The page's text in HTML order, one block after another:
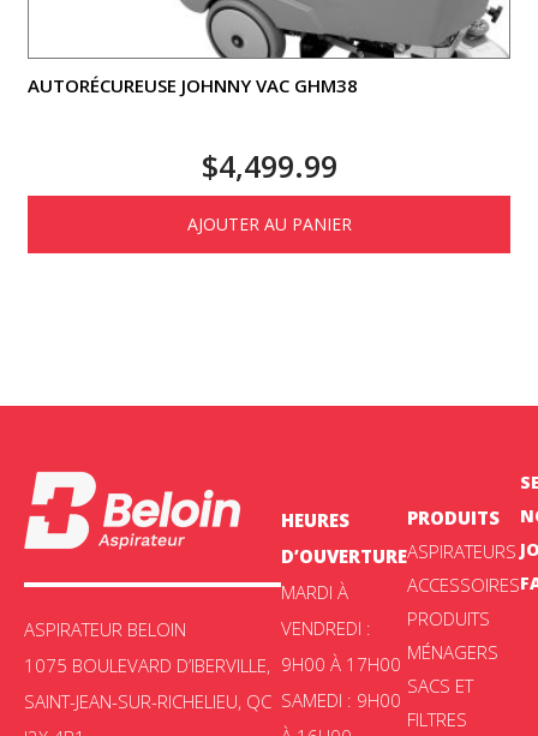
AUTORÉCUREUSE JOHNNY VAC GHM38
$4,499.99
AJOUTER AU PANIER
ASPIRATEUR BELOIN
1075 BOULEVARD D’IBERVILLE,
SAINT-JEAN-SUR-RICHELIEU, QC
HEURES
D’OUVERTURE
MARDI À
VENDREDI :
9H00 À 17H00
SAMEDI : 9H00
PRODUITS
ASPIRATEURS
ACCESSOIRES
PRODUITS
MÉNAGERS
SACS ET
FILTRES